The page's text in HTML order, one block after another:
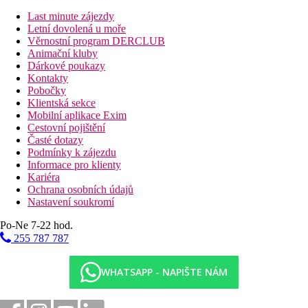
Dvoulůžkový pokoj, Deluxe, Výhled moře, Jacuzzi:
hlavní budově, balkon, prostornější 33 m2, vířivka v
pokoji, výhled moře
Dvoulůžkový pokoj, Premium, Výhled zahrada,
Jacuzzi:v hlavní budově, premiové matrace, balkon,
koutek s vířivkou, prostornější 30 m2, výhled zahrada
Dvoulůžkový pokoj, Premier, Výhled zahrada, Swim-
Up:privátní nebo
prostornější 33 m2, výhled zahrada
Dvoulůžkový pokoj, Design, Výhle krajina:
zahradě, v křídle "Garden Wing", nedávno renovované v
minimalistickém stylu. Výhled zaharada nebo ulice.
Grand Suita, Privátní bazén:
bazén, 1 prostornější místnost 46 m2, lehátka, výhled
zahrada
Grand Suita, Beach front, Soukromý bazén:
výhled moře
Grand Suita, Beach front, Swim-Up:
pláže, sdílený bazén, lehátka, prostornější 60 m2, výhled
Last minute zájezdy
Letní dovolená u moře
Věrnostní program DERCLUB
Animační kluby
Dárkové poukazy
Kontakty
Pobočky
Klientská sekce
Mobilní aplikace Exim
Cestovní pojištění
Časté dotazy
Podmínky k zájezdu
Informace pro klienty
Kariéra
Ochrana osobních údajů
Nastavení soukromí
Po-Ne 7-22 hod.
255 787 787
WHATSAPP - NAPIŠTE NÁM